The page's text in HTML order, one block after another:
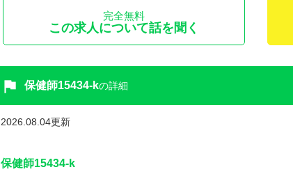
完全無料
この求人について話を聞く
flag 保健師15434-kの詳細
2026.08.04更新
保健師15434-k